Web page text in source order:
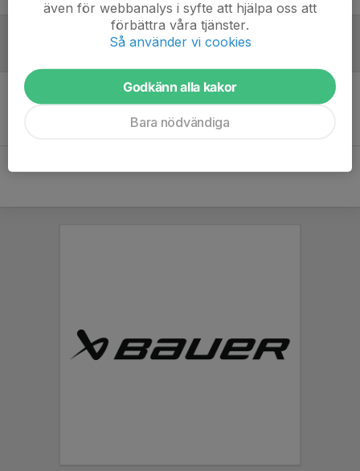
Inget referat skrivet
även för webbanalys i syfte att hjälpa oss att
förbättra våra tjänster.
Så använder vi cookies
Godkänn alla kakor
Bara nödvändiga